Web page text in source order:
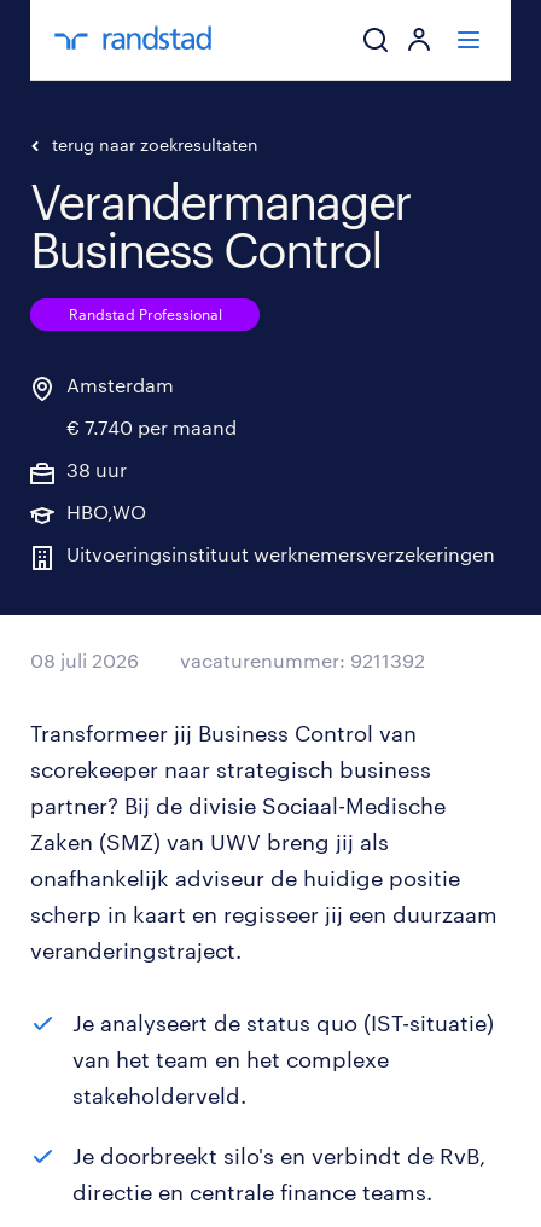
werkgevers
mijn carrière
terug naar zoekresultaten
Verandermanager
Business Control
Randstad Professional
Amsterdam
€ 7.740 per maand
38 uur
HBO,WO
Uitvoeringsinstituut werknemersverzekeringen
08 juli 2026 vacaturenummer: 9211392
Transformeer jij Business Control van
scorekeeper naar strategisch business
partner? Bij de divisie Sociaal-Medische
Zaken (SMZ) van UWV breng jij als
onafhankelijk adviseur de huidige positie
scherp in kaart en regisseer jij een duurzaam
veranderingstraject.
Je analyseert de status quo (IST-situatie)
van het team en het complexe
stakeholderveld.
Je doorbreekt silo's en verbindt de RvB,
directie en centrale finance teams.